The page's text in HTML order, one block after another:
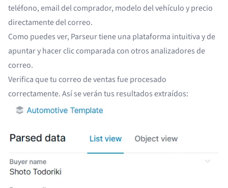
teléfono, email del comprador, modelo del vehículo y precio
directamente del correo.
Como puedes ver, Parseur tiene una plataforma intuitiva y de
apuntar y hacer cliccomparada con otros analizadores de
correo.
Verifica que tu correo de ventas fue procesado
correctamente. Así se verán tus resultados extraídos: